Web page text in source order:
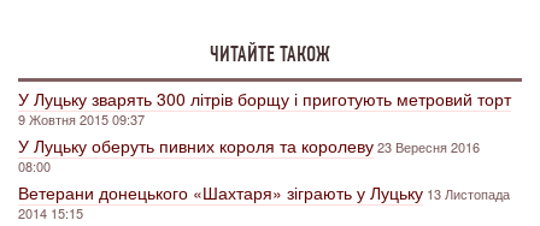
ЧИТАЙТЕ ТАКОЖ
У Луцьку зварять 300 літрів борщу і приготують метровий торт
9 Жовтня 2015 09:37
У Луцьку оберуть пивних короля та королеву23 Вересня 2016
08:00
Ветерани донецького «Шахтаря» зіграють у Луцьку 13 Листопада
2014 15:15